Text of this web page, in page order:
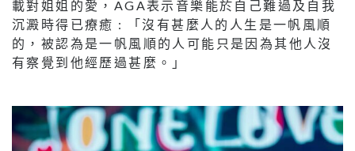
載對姐姐的愛，AGA表示音樂能於自己難過及自我
沉澱時得已療癒 : 「沒有甚麼人的人生是一帆風順
的，被認為是一帆風順的人可能只是因為其他人沒
有察覺到他經歷過甚麼。」